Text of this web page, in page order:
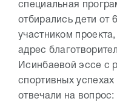
специальная
отбирались дети от
участником
адрес
Исинбаевой эссе с
спортивных
отвечали на